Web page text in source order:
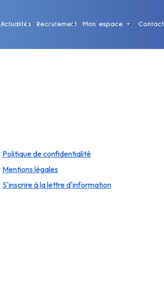
Actualités Recrutement Mon espace Contact
Politique de confidentialité
Mentions légales
S'inscrire à la lettre d'information